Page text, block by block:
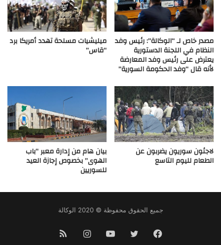
مصدر خاص لـ “الوكالة”: رئيس وفد
النظام في اللجنة الدستورية
يعترض على رئيس وفد المعارضة
لأنه قال “وفد الحكومة السورية”
ميليشيات مسلحة تهدد أمريكا برد
“قاس”
لاجئون سوريون يضربون عن
الطعام لليوم التاسع
بيان هام من إدارة معبر “باب
الهوى” بخصوص إجازة العيد
للسوريين
جميع الحقوق محفوظة © 2020 الوكالة
فيسبوك تويتر يوتيوب انستقرام